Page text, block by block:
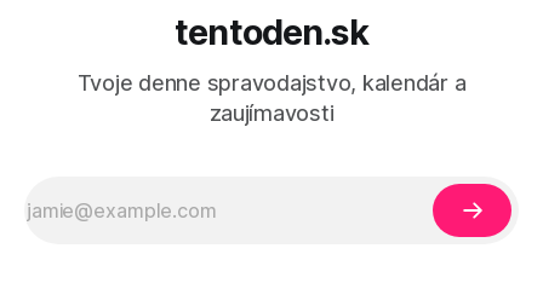
tentoden.sk
Tvoje denne spravodajstvo, kalendár a
zaujímavosti